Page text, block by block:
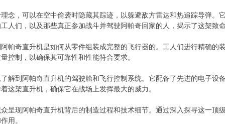
念，可以在空中偷袭时隐藏其踪迹，以躲避敌方雷达和热追踪导弹。
人们，以及那些真正参加战斗并驾驶阿帕奇回家的人，揭示了这架致
帕奇直升机是如何从零件组装成完整的飞行器的。工人们进行精确的
控制，以确保其可靠性和性能符合要求。
解到阿帕奇直升机的驾驶舱和飞行控制系统。它配备了先进的电子设
这架直升机，确保它在战场上发挥最大的威力。
呈现阿帕奇直升机背后的制造过程和技术细节。通过深入探寻这一顶
用。